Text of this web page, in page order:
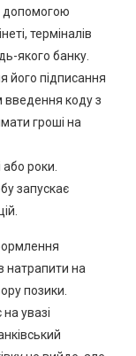
допомогою
терміналів
якого банку.
його підписання
введення коду з
гроші на
роки.
запускає
натрапити на
позики.
увазі